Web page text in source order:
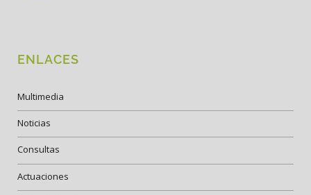
ENLACES
Multimedia
Noticias
Consultas
Actuaciones